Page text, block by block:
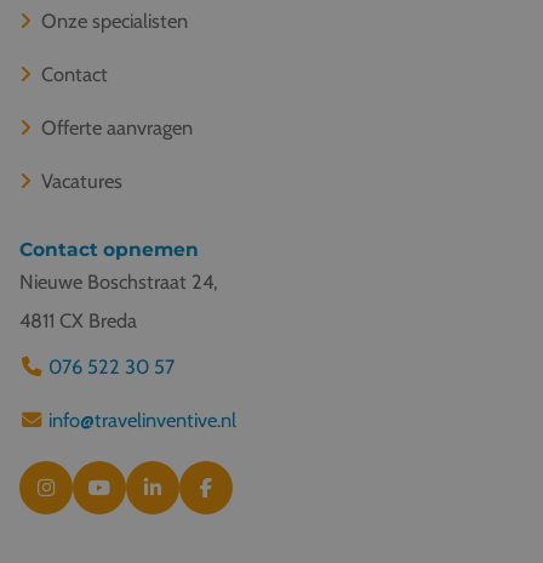
Onze specialisten
Contact
Offerte aanvragen
Vacatures
Contact opnemen
Nieuwe Boschstraat 24,
4811 CX Breda
076 522 30 57
info@travelinventive.nl